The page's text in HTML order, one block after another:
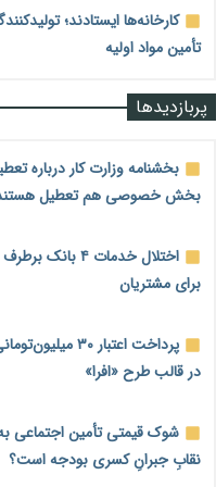
کارخانه‌ها ایستادند؛
تأمین مواد اولیه
قیمت مسکن در دست
منابع صندوق ملی مسکن به
هشدار درباره آینده صندوق‌های
ترمیم مزد در راه است؟ تأکید
پربازدیدها
بخشنامه وزارت کار درباره
بخش خصوصی هم تعطیل
اختلال خدمات
برای مشتریان
پرداخت اعتبار
در قالب طرح «افرا»
شوک قیمتی تأمین اجتماعی به
نقابِ جبرانِ کسری بودجه است؟